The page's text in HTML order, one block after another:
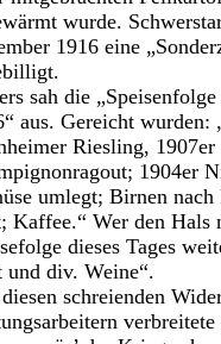
wurde.
1916 eine
sah die
aus. Gereicht
Riesling,
1904er
umlegt; Birnen
Kaffee.“ Wer den Hals
dieses Tages
und div. Weine“.
schreienden